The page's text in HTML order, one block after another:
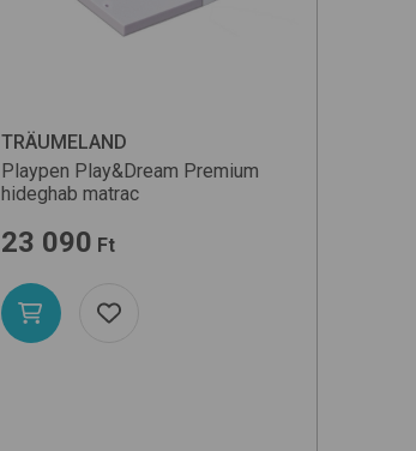
TRÄUMELAND
Playpen Play&Dream Premium
hideghab matrac
23 090 Ft